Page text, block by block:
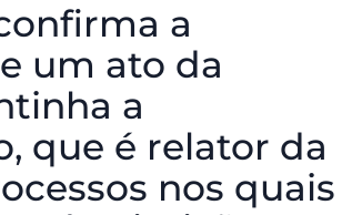
a
um ato da
a
que é relator da
nos quais